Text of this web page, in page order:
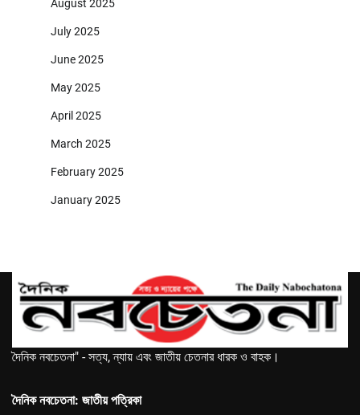
August 2025
July 2025
June 2025
May 2025
April 2025
March 2025
February 2025
January 2025
দৈনিক নবচেতনা" - সত্য, ন্যায় এবং জাতীয় চেতনার ধারক ও বাহক।
দৈনিক নবচেতনা: জাতীয় পত্রিকা